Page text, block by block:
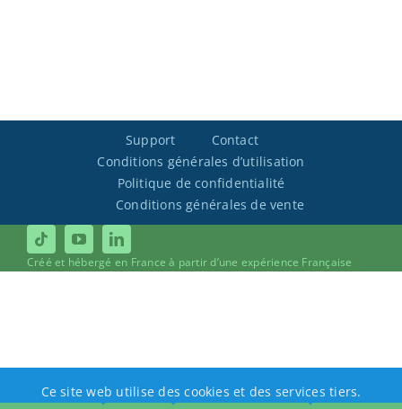
Support
Contact
Conditions générales d’utilisation
Politique de confidentialité
Conditions générales de vente
Créé et hébergé en France à partir d’une expérience Française
Ce site web utilise des cookies et des services tiers.